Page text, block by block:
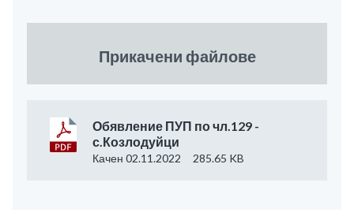
Прикачени файлове
Обявление ПУП по чл.129 -
с.Козлодуйци
Качен 02.11.2022 285.65 KB